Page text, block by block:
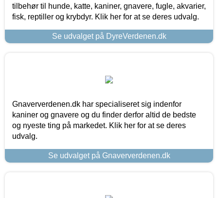
tilbehør til hunde, katte, kaniner, gnavere, fugle, akvarier,
fisk, reptiller og krybdyr. Klik her for at se deres udvalg.
Se udvalget på DyreVerdenen.dk
Gnaververdenen.dk har specialiseret sig indenfor
kaniner og gnavere og du finder derfor altid de bedste
og nyeste ting på markedet. Klik her for at se deres
udvalg.
Se udvalget på Gnaververdenen.dk